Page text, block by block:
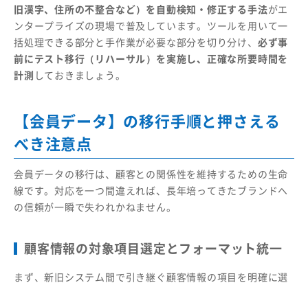
旧漢字、住所の不整合など）を自動検知・修正する手法がエ
ンタープライズの現場で普及しています。ツールを用いて一
括処理できる部分と手作業が必要な部分を切り分け、 必ず事
前にテスト移行（リハーサル）を実施し、正確な所要時間を
計測 しておきましょう。
【会員データ】の移行手順と押さえる
べき注意点
会員データの移行は、顧客との関係性を維持するための生命
線です。対応を一つ間違えれば、長年培ってきたブランドへ
の信頼が一瞬で失われかねません。
顧客情報の対象項目選定とフォーマット統一
まず、新旧システム間で引き継ぐ顧客情報の項目を明確に選